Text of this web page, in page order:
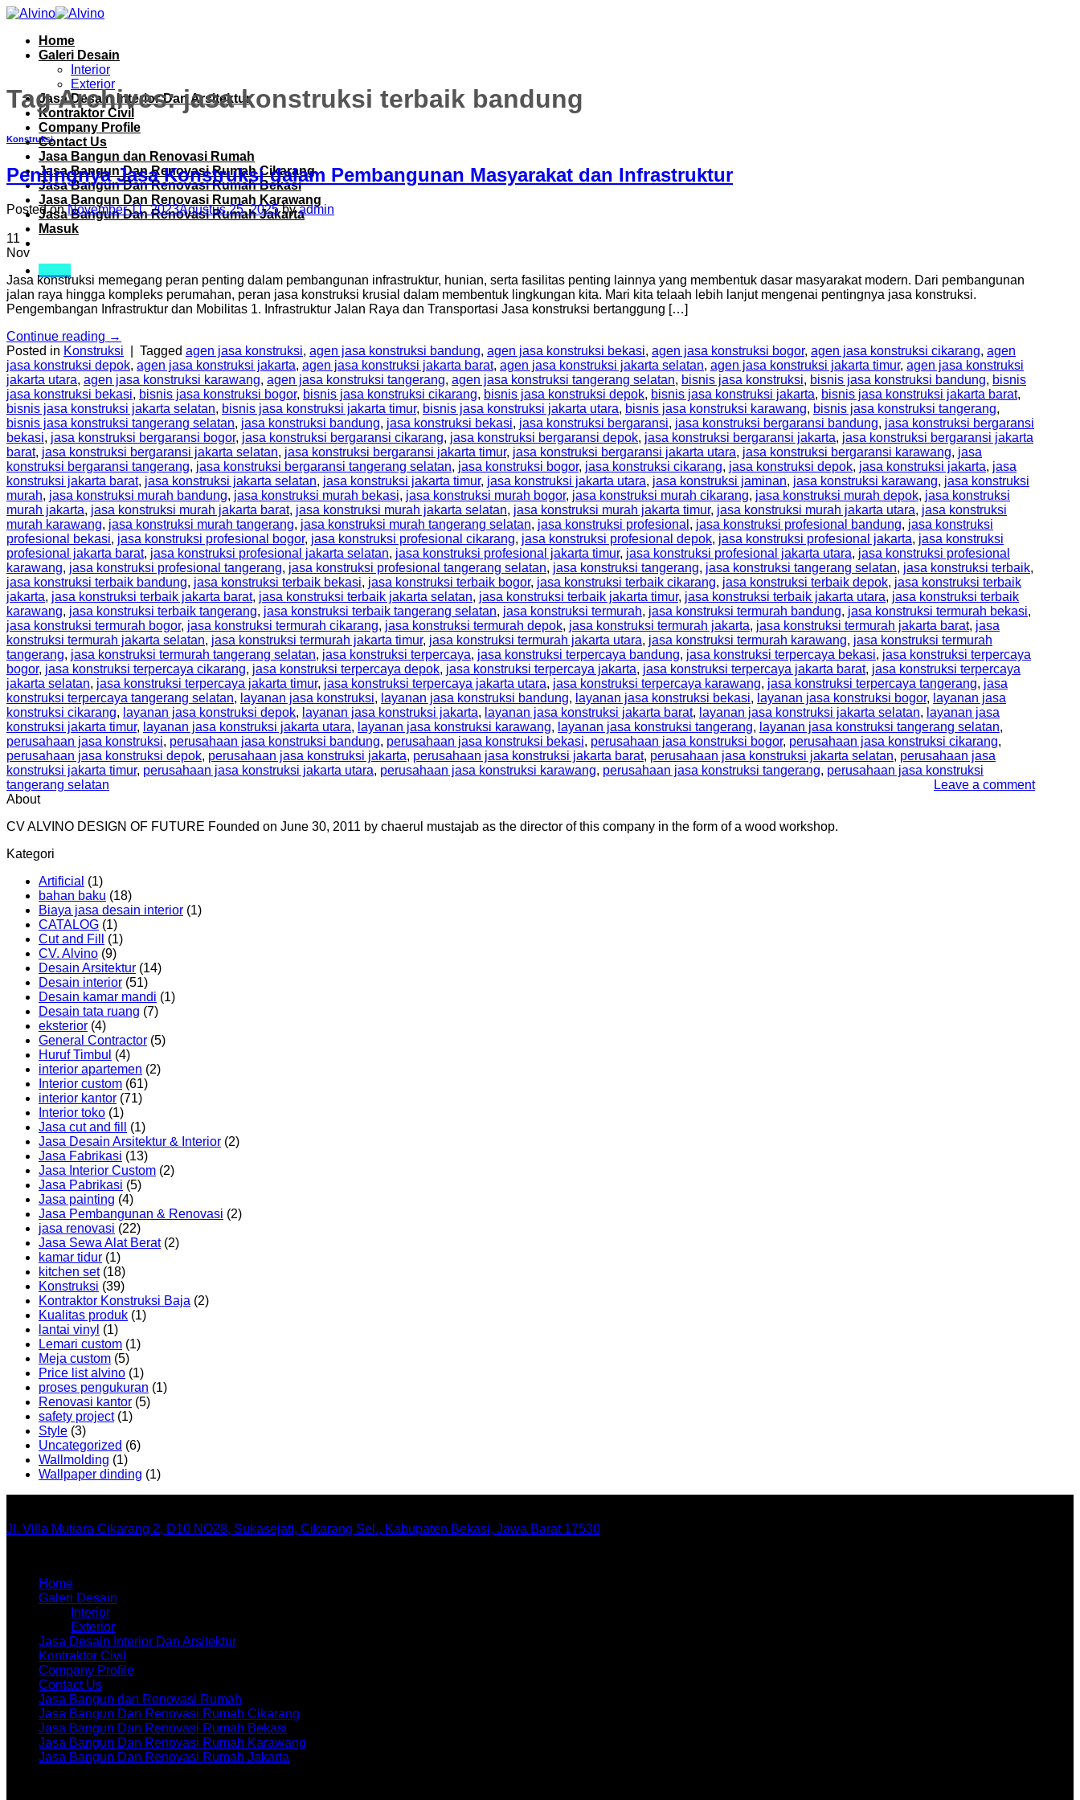
Skip
contentHome
Galeri Desain
Interior
Exterior
Jasa Desain Interior Dan Arsitektur
Kontraktor Civil
Company Profile
Contact Us
Jasa Bangun dan Renovasi Rumah
Jasa Bangun Dan Renovasi Rumah Cikarang
Jasa Bangun Dan Renovasi Rumah Bekasi
Jasa Bangun Dan Renovasi Rumah Karawang
Jasa Bangun Dan Renovasi Rumah Jakarta
Masuk
Tag Archives:jasa konstruksi terbaik bandung
Konstruksi
Pentingnya Jasa Konstruksi dalam Pembangunan Masyarakat dan Infrastruktur
Posted onNovember 11, 2023Agustus 25, 2025 byadmin
11
Nov
Jasa konstruksi memegang peran penting dalam pembangunan infrastruktur, hunian, serta fasilitas penting lainnya yang membentuk dasar masyarakat modern. Dari pembangunan
jalan raya hingga kompleks perumahan, peran jasa konstruksi krusial dalam membentuk lingkungan kita. Mari kita telaah lebih lanjut mengenai pentingnya jasa konstruksi.
Pengembangan Infrastruktur dan Mobilitas 1. Infrastruktur Jalan Raya dan Transportasi Jasa konstruksi bertanggung […]
Continue reading →
Posted in Konstruksi Tagged agen jasa konstruksi, agen jasa konstruksi bandung, agen jasa konstruksi bekasi, agen jasa konstruksi bogor, agen jasa konstruksi cikarang, agen
jasa konstruksi depok, agen jasa konstruksi jakarta, agen jasa konstruksi jakarta barat, agen jasa konstruksi jakarta selatan, agen jasa konstruksi jakarta timur, agen jasa konstruksi
jakarta utara, agen jasa konstruksi karawang, agen jasa konstruksi tangerang, agen jasa konstruksi tangerang selatan, bisnis jasa konstruksi, bisnis jasa konstruksi bandung, bisnis
jasa konstruksi bekasi, bisnis jasa konstruksi bogor, bisnis jasa konstruksi cikarang, bisnis jasa konstruksi depok, bisnis jasa konstruksi jakarta, bisnis jasa konstruksi jakarta barat,
bisnis jasa konstruksi jakarta selatan, bisnis jasa konstruksi jakarta timur, bisnis jasa konstruksi jakarta utara, bisnis jasa konstruksi karawang, bisnis jasa konstruksi tangerang,
bisnis jasa konstruksi tangerang selatan, jasa konstruksi bandung, jasa konstruksi bekasi, jasa konstruksi bergaransi, jasa konstruksi bergaransi bandung, jasa konstruksi bergaransi
bekasi, jasa konstruksi bergaransi bogor, jasa konstruksi bergaransi cikarang, jasa konstruksi bergaransi depok, jasa konstruksi bergaransi jakarta, jasa konstruksi bergaransi jakarta
barat, jasa konstruksi bergaransi jakarta selatan, jasa konstruksi bergaransi jakarta timur, jasa konstruksi bergaransi jakarta utara, jasa konstruksi bergaransi karawang, jasa
konstruksi bergaransi tangerang, jasa konstruksi bergaransi tangerang selatan, jasa konstruksi bogor, jasa konstruksi cikarang, jasa konstruksi depok, jasa konstruksi jakarta, jasa
konstruksi jakarta barat, jasa konstruksi jakarta selatan, jasa konstruksi jakarta timur, jasa konstruksi jakarta utara, jasa konstruksi jaminan, jasa konstruksi karawang, jasa konstruksi
murah, jasa konstruksi murah bandung, jasa konstruksi murah bekasi, jasa konstruksi murah bogor, jasa konstruksi murah cikarang, jasa konstruksi murah depok, jasa konstruksi
murah jakarta, jasa konstruksi murah jakarta barat, jasa konstruksi murah jakarta selatan, jasa konstruksi murah jakarta timur, jasa konstruksi murah jakarta utara, jasa konstruksi
murah karawang, jasa konstruksi murah tangerang, jasa konstruksi murah tangerang selatan, jasa konstruksi profesional , jasa konstruksi profesional bandung, jasa konstruksi
profesional bekasi, jasa konstruksi profesional bogor, jasa konstruksi profesional cikarang, jasa konstruksi profesional depok, jasa konstruksi profesional jakarta, jasa konstruksi
profesional jakarta barat, jasa konstruksi profesional jakarta selatan, jasa konstruksi profesional jakarta timur, jasa konstruksi profesional jakarta utara, jasa konstruksi profesional
karawang, jasa konstruksi profesional tangerang, jasa konstruksi profesional tangerang selatan, jasa konstruksi tangerang, jasa konstruksi tangerang selatan, jasa konstruksi terbaik,
jasa konstruksi terbaik bandung, jasa konstruksi terbaik bekasi, jasa konstruksi terbaik bogor, jasa konstruksi terbaik cikarang, jasa konstruksi terbaik depok, jasa konstruksi terbaik
jakarta, jasa konstruksi terbaik jakarta barat, jasa konstruksi terbaik jakarta selatan, jasa konstruksi terbaik jakarta timur, jasa konstruksi terbaik jakarta utara, jasa konstruksi terbaik
karawang, jasa konstruksi terbaik tangerang, jasa konstruksi terbaik tangerang selatan, jasa konstruksi termurah, jasa konstruksi termurah bandung, jasa konstruksi termurah bekasi,
jasa konstruksi termurah bogor, jasa konstruksi termurah cikarang, jasa konstruksi termurah depok, jasa konstruksi termurah jakarta, jasa konstruksi termurah jakarta barat, jasa
konstruksi termurah jakarta selatan, jasa konstruksi termurah jakarta timur, jasa konstruksi termurah jakarta utara, jasa konstruksi termurah karawang, jasa konstruksi termurah
tangerang, jasa konstruksi termurah tangerang selatan, jasa konstruksi terpercaya, jasa konstruksi terpercaya bandung, jasa konstruksi terpercaya bekasi, jasa konstruksi terpercaya
bogor, jasa konstruksi terpercaya cikarang, jasa konstruksi terpercaya depok, jasa konstruksi terpercaya jakarta, jasa konstruksi terpercaya jakarta barat, jasa konstruksi terpercaya
jakarta selatan, jasa konstruksi terpercaya jakarta timur, jasa konstruksi terpercaya jakarta utara, jasa konstruksi terpercaya karawang, jasa konstruksi terpercaya tangerang, jasa
konstruksi terpercaya tangerang selatan, layanan jasa konstruksi, layanan jasa konstruksi bandung, layanan jasa konstruksi bekasi, layanan jasa konstruksi bogor, layanan jasa
konstruksi cikarang, layanan jasa konstruksi depok, layanan jasa konstruksi jakarta, layanan jasa konstruksi jakarta barat, layanan jasa konstruksi jakarta selatan, layanan jasa
konstruksi jakarta timur, layanan jasa konstruksi jakarta utara, layanan jasa konstruksi karawang, layanan jasa konstruksi tangerang, layanan jasa konstruksi tangerang selatan,
perusahaan jasa konstruksi, perusahaan jasa konstruksi bandung, perusahaan jasa konstruksi bekasi, perusahaan jasa konstruksi bogor, perusahaan jasa konstruksi cikarang,
perusahaan jasa konstruksi depok, perusahaan jasa konstruksi jakarta, perusahaan jasa konstruksi jakarta barat, perusahaan jasa konstruksi jakarta selatan, perusahaan jasa
konstruksi jakarta timur, perusahaan jasa konstruksi jakarta utara, perusahaan jasa konstruksi karawang, perusahaan jasa konstruksi tangerang, perusahaan jasa konstruksi
tangerang selatan
Leave a comment
About
CV ALVINO DESIGN OF FUTURE Founded on June 30, 2011 by chaerul mustajab as the director of this company in the form of a wood workshop.
Kategori
Artificial (1)
bahan baku (18)
Biaya jasa desain interior (1)
CATALOG (1)
Cut and Fill
(1)
CV. Alvino (9)
Desain Arsitektur (14)
Desain interior (51)
Desain kamar mandi (1)
Desain tata ruang (7)
eksterior (4)
General Contractor (5)
Huruf Timbul (4)
interior apartemen (2)
Interior custom (61)
interior kantor (71)
Interior toko (1)
Jasa cut and fill
(1)
Jasa Desain Arsitektur & Interior (2)
Jasa Fabrikasi (13)
Jasa Interior Custom (2)
Jasa Pabrikasi (5)
Jasa painting (4)
Jasa Pembangunan & Renovasi (2)
jasa renovasi (22)
Jasa Sewa Alat Berat(2)
kamar tidur (1)
kitchen set(18)
Konstruksi (39)
Kontraktor Konstruksi Baja (2)
Kualitas produk (1)
lantai vinyl (1)
Lemari custom (1)
Meja custom (5)
Price list alvino (1)
proses pengukuran (1)
Renovasi kantor (5)
safety project(1)
Style (3)
Uncategorized (6)
Wallmolding (1)
Wallpaper dinding (1)
Jl. Villa Mutiara Cikarang 2, D10 NO28, Sukasejati, Cikarang Sel., Kabupaten Bekasi, Jawa Barat 17530
Home
Galeri Desain
Interior
Exterior
Jasa Desain Interior Dan Arsitektur
Kontraktor Civil
Company Profile
Contact Us
Jasa Bangun dan Renovasi Rumah
Jasa Bangun Dan Renovasi Rumah Cikarang
Jasa Bangun Dan Renovasi Rumah Bekasi
Jasa Bangun Dan Renovasi Rumah Karawang
Jasa Bangun Dan Renovasi Rumah Jakarta